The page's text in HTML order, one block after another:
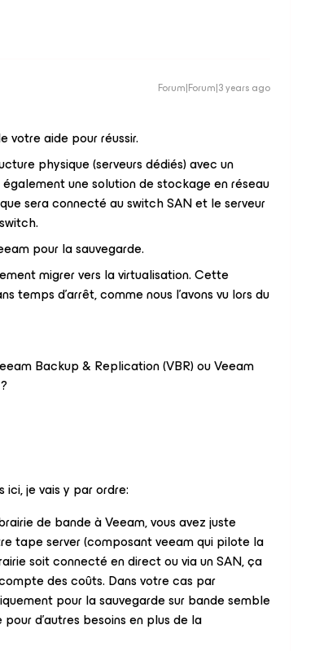
Forum|Forum|3 years ago
votre aide pour réussir.
physique (serveurs dédiés) avec un
une solution de stockage en réseau
sera connecté au switch SAN et le serveur
pour la sauvegarde.
migrer vers la virtualisation. Cette
temps d'arrêt, comme nous l'avons vu lors du
Backup & Replication (VBR) ou Veeam
je vais y par ordre:
de bande à Veeam, vous avez juste
tape server (composant veeam qui pilote la
soit connecté en direct ou via un SAN, ça
des coûts. Dans votre cas par
pour la sauvegarde sur bande semble
d’autres besoins en plus de la